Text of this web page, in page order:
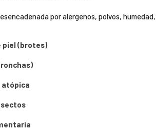
por alergenos, polvos,
piel (brotes)